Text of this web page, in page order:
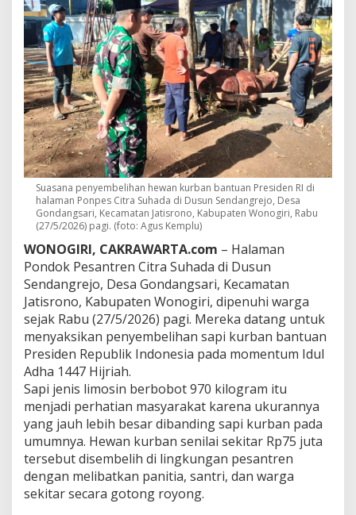
d
e
n
9
7
0
K
i
l
o
g
r
a
m
D
i
e
m
b
e
l
i
h
d
o
n
p
e
J
a
t
Suasana penyembelihan hewan kurban bantuan Presiden RI di
halaman Ponpes Citra Suhada di Dusun Sendangrejo, Desa
Gondangsari, Kecamatan Jatisrono, Kabupaten Wonogiri, Rabu
(27/5/2026) pagi. (foto: Agus Kemplu)
WONOGIRI, CAKRAWARTA.com – Halaman
Pondok Pesantren Citra Suhada di Dusun
Sendangrejo, Desa Gondangsari, Kecamatan
Jatisrono, Kabupaten Wonogiri, dipenuhi warga
sejak Rabu (27/5/2026) pagi. Mereka datang untuk
menyaksikan penyembelihan sapi kurban bantuan
Presiden Republik Indonesia pada momentum Idul
Adha 1447 Hijriah.
Sapi jenis limosin berbobot 970 kilogram itu
menjadi perhatian masyarakat karena ukurannya
yang jauh lebih besar dibanding sapi kurban pada
umumnya. Hewan kurban senilai sekitar Rp75 juta
tersebut disembelih di lingkungan pesantren
dengan melibatkan panitia, santri, dan warga
sekitar secara gotong royong.